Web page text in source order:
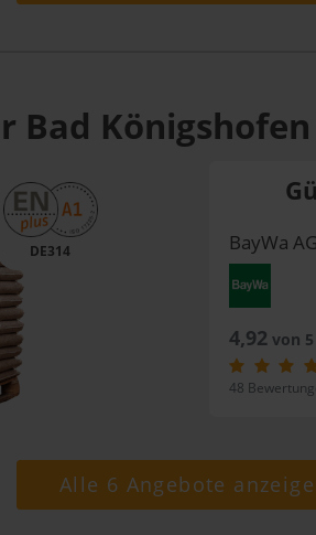
Bad
DE314 BayWa AG
4,92von 5
48
Alle 6 Angebote